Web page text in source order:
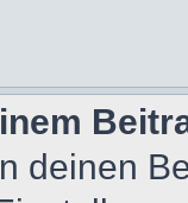
deinen